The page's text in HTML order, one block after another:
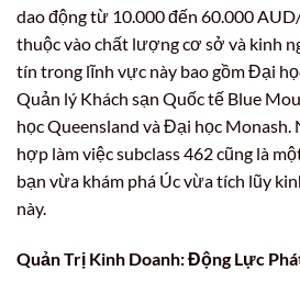
dao động từ 10.000 đến 60.000
thuộc vào chất lượng cơ sở và kinh
tín trong lĩnh vực này bao gồm Đại
Quản lý Khách sạn Quốc tế Blue
học Queensland và Đại học Monash.
hợp làm việc subclass 462 cũng là
bạn vừa khám phá Úc vừa tích lũy
này.
Quản Trị Kinh Doanh: Động Lực